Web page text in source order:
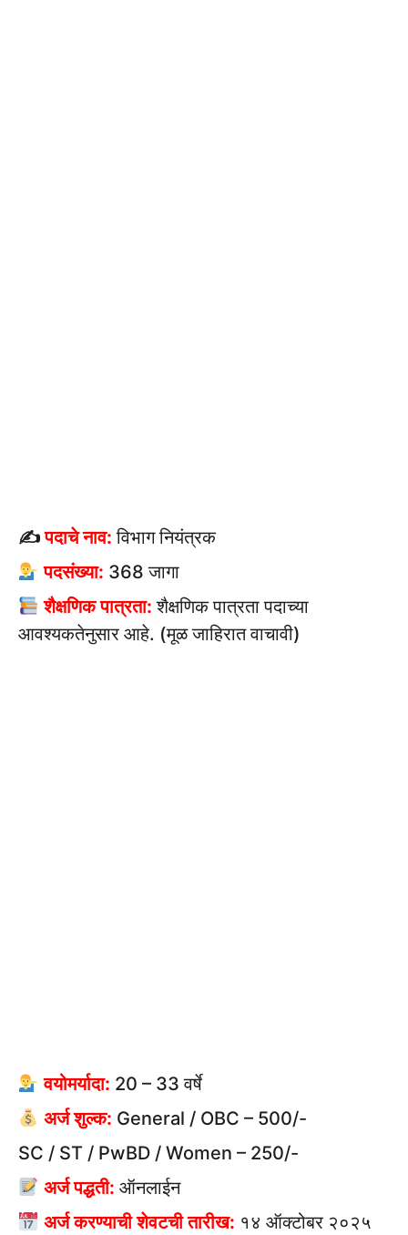
✍पदाचे नाव: विभाग नियंत्रक
पदसंख्या: 368 जागा
शैक्षणिक पात्रता: शैक्षणिक पात्रता पदाच्या
आवश्यकतेनुसार आहे. (मूळ जाहिरात वाचावी)
वयोमर्यादा: 20 – 33 वर्षे
अर्ज शुल्क: General / OBC – 500/-
SC / ST / PwBD / Women – 250/-
अर्ज पद्धती: ऑनलाईन
अर्ज करण्याची शेवटची तारीख: १४ ऑक्टोबर २०२५